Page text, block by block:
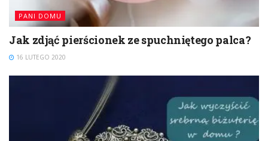
PANI DOMU
Jak zdjąć pierścionek ze spuchniętego palca?
16 LUTEGO 2020